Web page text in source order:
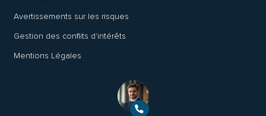
Avertissements sur les risques
Gestion des conflits d'intérêts
Mentions Légales